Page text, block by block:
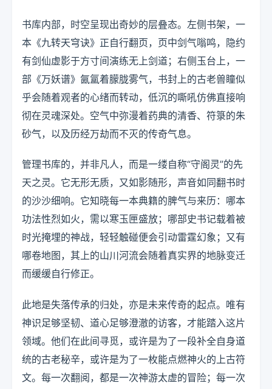
书库内部，时空呈现出奇妙的层叠态。左侧书架，一
本《九转天穹诀》正自行翻页，页中剑气嗡鸣，隐约
有剑仙虚影于方寸间演练无上剑道；右侧玉台上，一
部《万妖谱》氤氲着朦胧雾气，书封上的古老兽瞳似
乎会随着观者的心绪而转动，低沉的嘶吼仿佛直接响
彻在灵魂深处。空气中弥漫着药典的清香、符箓的朱
砂气，以及历经万劫而不灭的传奇气息。
管理书库的，并非凡人，而是一缕自称“守阁灵”的先
天之灵。它无形无质，又如影随形，声音如同翻书时
的沙沙细响。它知晓每一本典籍的脾气与来历：哪本
功法性烈如火，需以寒玉匣盛放；哪部史书记载着被
时光掩埋的神战，轻轻触碰便会引动雷霆幻象；又有
哪卷地图，其上的山川河流会随着真实界的地脉变迁
而缓缓自行修正。
此地是失落传承的归处，亦是未来传奇的起点。唯有
神识足够坚韧、道心足够澄澈的访客，才能踏入这片
领域。他们在此间寻觅，或许是为了一段补全自身道
统的古老秘辛，或许是为了一枚能点燃神火的上古符
文。每一次翻阅，都是一次神游太虚的冒险；每一次